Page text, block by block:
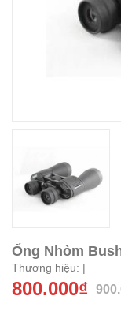
Ống Nhòm
Thương hiệu: |
800.000₫